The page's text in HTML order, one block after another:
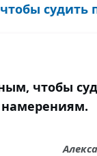
судить
чтобы
намерениям.